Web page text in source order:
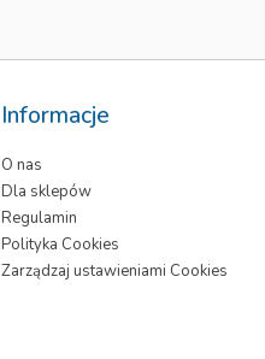
Informacje
O nas
Dla sklepów
Regulamin
Polityka Cookies
Zarządzaj ustawieniami Cookies